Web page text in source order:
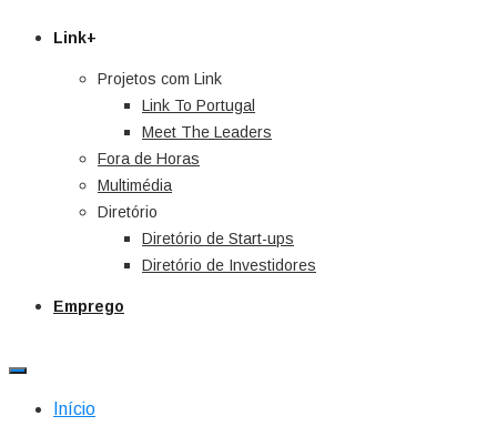
Link+
Projetos com Link
Link To Portugal
Meet The Leaders
Fora de Horas
Multimédia
Diretório
Diretório de Start-ups
Diretório de Investidores
Emprego
Início